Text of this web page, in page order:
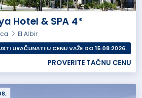
Hotel & SPA 4*
El Albir
URAČUNATI U CENU VAŽE DO 15.08.2026.
PROVERITE TAČNU CENU